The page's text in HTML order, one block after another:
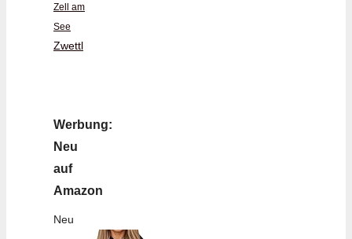
Zell am
See
Zwettl
Werbung:
Neu
auf
Amazon
Neu